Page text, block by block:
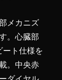
メカニズ
。心臓部
ート仕様を
。中央赤